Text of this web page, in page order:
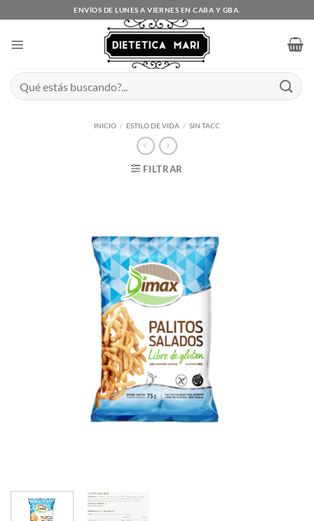
al
ENVÍOS DE LUNES A VIERNES EN CABA Y GBA.
Buscar
por:
INICIO / ESTILO DE VIDA / SIN TACC
FILTRAR